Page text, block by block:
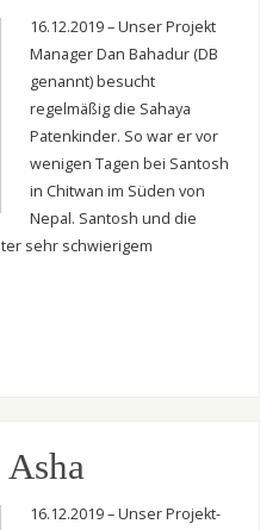
16.12.2019 – Unser Projekt
Manager Dan Bahadur (DB
genannt) besucht
regelmäßig die Sahaya
Patenkinder. So war er vor
wenigen Tagen bei Santosh
in Chitwan im Süden von
Nepal. Santosh und die
sehr schwierigem
16.12.2019 – Unser Projekt-